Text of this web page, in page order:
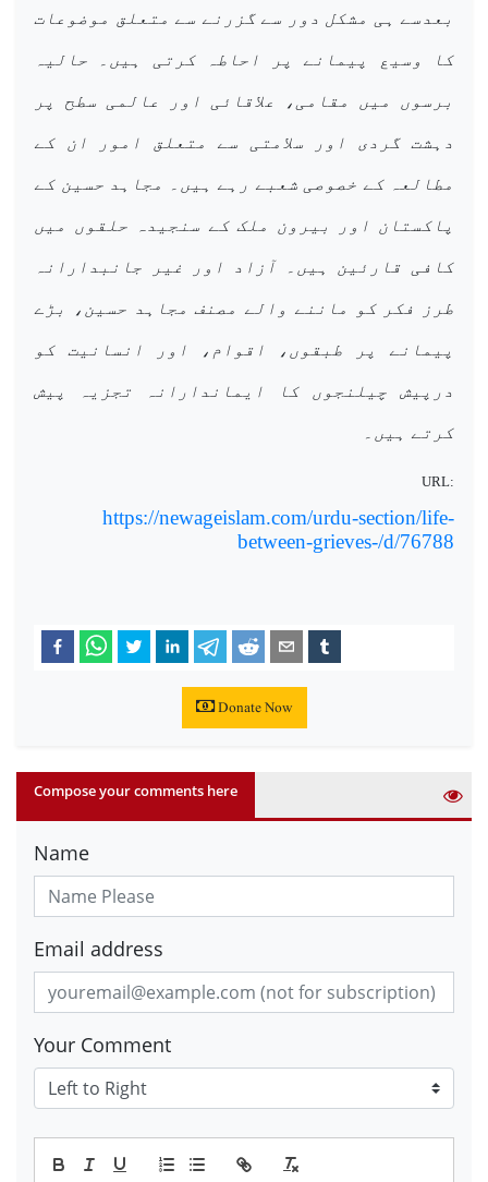
بعدسے ہی مشکل دور سے گزرنے سے متعلق موضوعات
کا وسیع پیمانے پر احاطہ کرتی ہیں۔ حالیہ
برسوں میں مقامی، علاقائی اور عالمی سطح پر
دہشت گردی اور سلامتی سے متعلق امور ان کے
مطالعہ کے خصوصی شعبے رہے ہیں۔ مجاہد حسین کے
پاکستان اور بیرون ملک کے سنجیدہ حلقوں میں
کافی قارئین ہیں۔ آزاد اور غیر جانبدارانہ
طرز فکر کو ماننے والے مصنف مجاہد حسین، بڑے
پیمانے پر طبقوں، اقوام، اور انسانیت کو
درپیش چیلنجوں کا ایماندارانہ تجزیہ پیش
کرتے ہیں۔
URL:
https://newageislam.com/urdu-section/life-
between-grieves-/d/76788
Donate Now
Compose your comments here
Name
Email address
Your Comment